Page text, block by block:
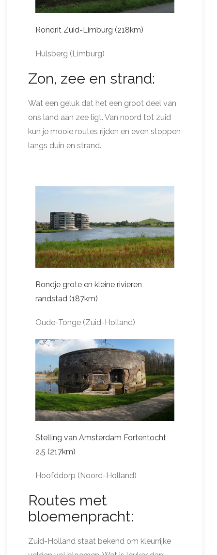
Rondrit Zuid-Limburg (218km)
Hulsberg (Limburg)
Zon, zee en strand:
Wat een geluk dat het een groot deel van
ons land aan zee ligt. Van noord tot zuid
kun je mooie routes rijden en even stoppen
langs duin en strand.
Rondje grote en kleine rivieren
randstad (187km)
Oude-Tonge (Zuid-Holland)
Stelling van Amsterdam Fortentocht
2.5 (217km)
Hoofddorp (Noord-Holland)
Routes met
bloemenpracht:
Zuid-Holland staat bekend om kleurrijke